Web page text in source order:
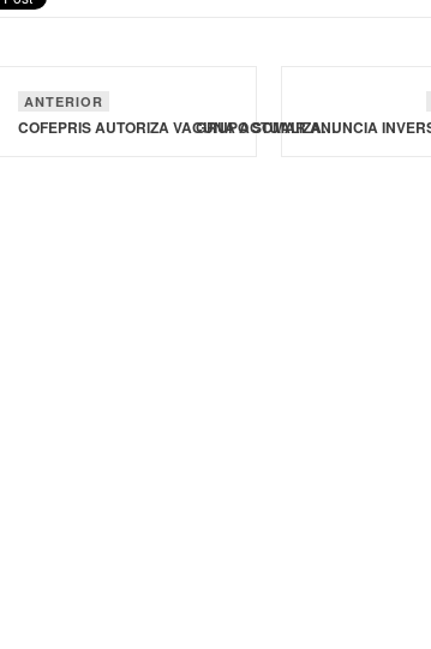
ANTERIOR
COFEPRIS AUTORIZA VACUNA ACTUALIZADA DE PFIZER CONTRA COVID-19 PARA EL PERIODO INVERNAL 2025-26